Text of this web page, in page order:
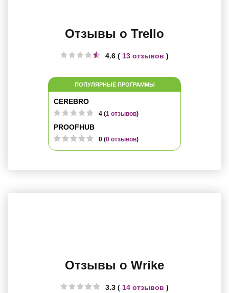
Отзывы о Trello
4.6 ( 13 отзывов )
ПОПУЛЯРНЫЕ ПРОГРАММЫ
CEREBRO
4 (1 отзывов)
PROOFHUB
0 (0 отзывов)
Отзывы о Wrike
3.3 ( 14 отзывов )